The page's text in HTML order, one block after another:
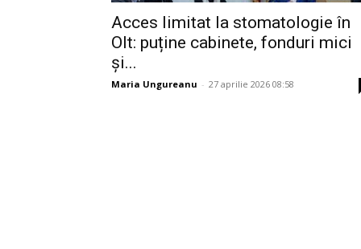
Acces limitat la stomatologie în
Olt: puține cabinete, fonduri mici
și...
Maria Ungureanu - 27 aprilie 2026 08:58